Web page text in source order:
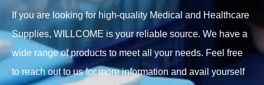
If you are looking for high-quality Medical and Healthcare
Supplies, WILLCOME is your reliable source. We have a
wide range of products to meet all your needs. Feel free
to reach out to us for more information and avail yourself